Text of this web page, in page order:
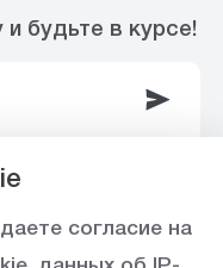
и будьте в курсе!
согласие на